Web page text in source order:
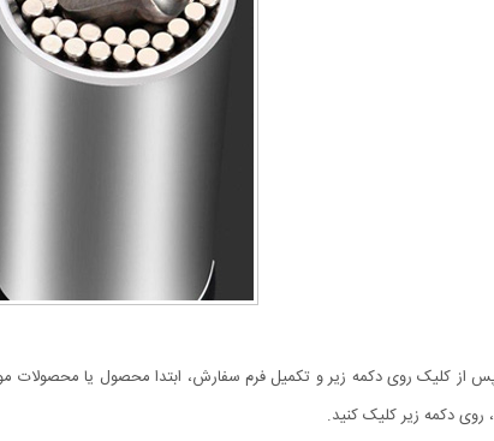
از کلیک روی دکمه زیر و تکمیل فرم سفارش، ابتدا محصول یا محصولات
دکمه زیر کلیک کنید.